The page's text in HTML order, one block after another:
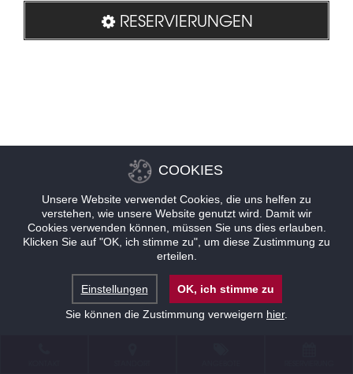
RESERVIERUNGEN
COOKIES
Unsere Website verwendet Cookies, die uns helfen zu
verstehen, wie unsere Website genutzt wird. Damit wir
Cookies verwenden können, müssen Sie uns dies erlauben.
Klicken Sie auf "OK, ich stimme zu", um diese Zustimmung zu
erteilen.
Einstellungen
OK, ich stimme zu
Sie können die Zustimmung verweigern hier.